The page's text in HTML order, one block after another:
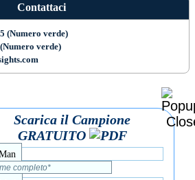
Contattaci
(Numero verde)
verde)
Scarica il Campione
GRATUITO